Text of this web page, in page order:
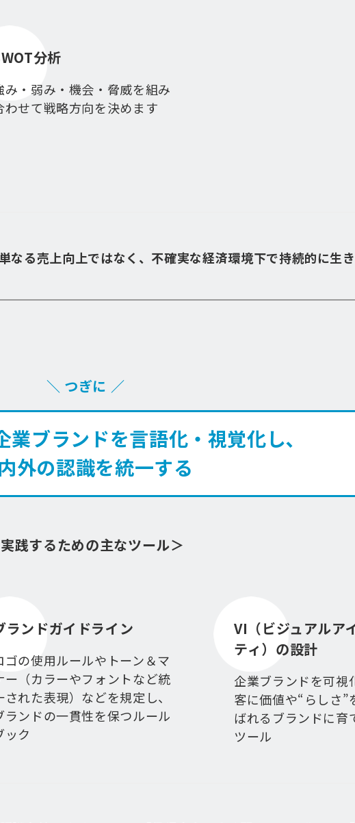
分析
み・弱み・機会・脅威を組み
わせて戦略方向を決めます
なる売上向上ではなく、不確実な経済環境下で持続的に生
＼ つぎに ／
業ブランドを言語化・視覚化し､
外の認識を統一する
践するための主なツール＞
ランドガイドライン
ゴの使用ルールやトーン＆マ
ー（カラーやフォントなど統
された表現）などを規定し、
ランドの一貫性を保つルール
ック
VI（ビジュアルア
ティ）の設計
企業ブランドを可視
客に価値や“らしさ”
ばれるブランドに育
ツール